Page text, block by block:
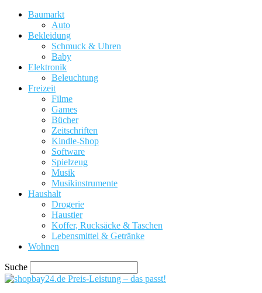
Baumarkt
Auto
Bekleidung
Schmuck & Uhren
Baby
Elektronik
Beleuchtung
Freizeit
Filme
Games
Bücher
Zeitschriften
Kindle-Shop
Software
Spielzeug
Musik
Musikinstrumente
Haushalt
Drogerie
Haustier
Koffer, Rucksäcke & Taschen
Lebensmittel & Getränke
Wohnen
Suche
Preis-Leistung – das passt!